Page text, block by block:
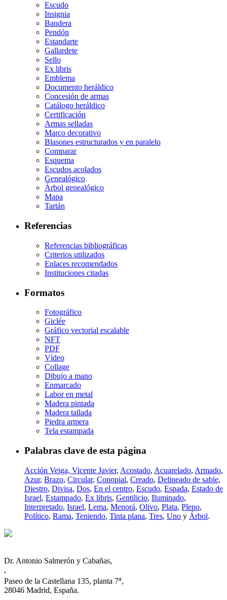
Escudo
Insignia
Bandera
Pendón
Estandarte
Gallardete
Sello
Ex libris
Emblema
Documento heráldico
Concesión de armas
Catálogo heráldico
Certificación
Armas selladas
Marco decorativo
Blasones estructurados y en paralelo
Comparar
Esquema
Escudos acolados
Genealógico
Árbol genealógico
Mapa
Tartán
Referencias
Referencias bibliográficas
Criterios utilizados
Enlaces recomendados
Instituciones citadas
Formatos
Fotográfico
Giclée
Gráfico vectorial escalable
NFT
PDF
Vídeo
Collage
Dibujo a mano
Enmarcado
Labor en metal
Madera pintada
Madera tallada
Piedra armera
Tela estampada
Palabras clave de esta página
Acción Veiga, Vicente Javier, Acostado, Acuarelado, Armado,
Azur, Brazo, Circular, Conopial, Creado, Delineado de sable,
Diestro, Divisa, Dos, En el centro, Escudo, Espada, Estado de
Israel, Estampado, Ex libris, Gentilicio, Iluminado,
Interpretado, Israel, Lema, Menorá, Olivo, Plata, Pleno,
Político, Rama, Teniendo, Tinta plana, Tres, Uno y Árbol.
Dr. Antonio Salmerón y Cabañas,
,
Paseo de la Castellana 135, planta 7a,
28046 Madrid, España.